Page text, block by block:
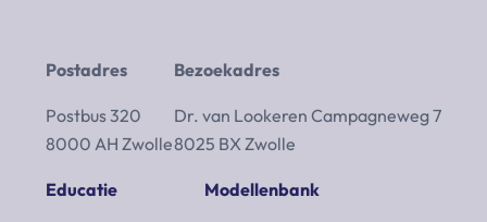
Postadres
Postbus 320
8000 AH Zwolle
Bezoekadres
Dr. van Lookeren Campagneweg 7
8025 BX Zwolle
Educatie Modellenbank